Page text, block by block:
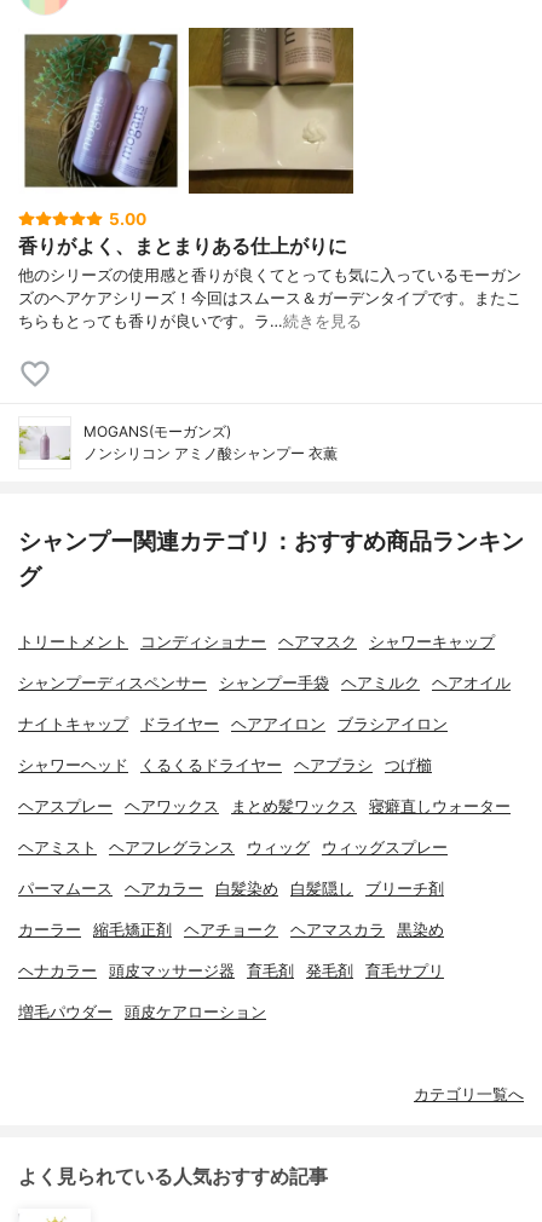
5.00
香りがよく、まとまりある仕上がりに
他のシリーズの使用感と香りが良くてとっても気に入っているモーガン
ズのヘアケアシリーズ！今回はスムース＆ガーデンタイプです。またこ
ちらもとっても香りが良いです。ラ…続きを見る
MOGANS(モーガンズ)
ノンシリコン アミノ酸シャンプー 衣薫
シャンプー関連カテゴリ：おすすめ商品ランキン
グ
トリートメント コンディショナー ヘアマスク シャワーキャップ
シャンプーディスペンサー シャンプー手袋 ヘアミルク ヘアオイル
ナイトキャップ ドライヤー ヘアアイロン ブラシアイロン
シャワーヘッド くるくるドライヤー ヘアブラシ つげ櫛
ヘアスプレー ヘアワックス まとめ髪ワックス 寝癖直しウォーター
ヘアミスト ヘアフレグランス ウィッグ ウィッグスプレー
パーマムース ヘアカラー 白髪染め 白髪隠し ブリーチ剤
カーラー 縮毛矯正剤 ヘアチョーク ヘアマスカラ 黒染め
ヘナカラー 頭皮マッサージ器 育毛剤 発毛剤 育毛サプリ
増毛パウダー 頭皮ケアローション
カテゴリ一覧へ
よく見られている人気おすすめ記事